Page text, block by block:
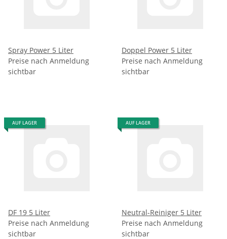
Spray Power 5 Liter
Preise nach Anmeldung
sichtbar
Doppel Power 5 Liter
Preise nach Anmeldung
sichtbar
AUF LAGER
DF 19 5 Liter
Preise nach Anmeldung
sichtbar
AUF LAGER
Neutral-Reiniger 5 Liter
Preise nach Anmeldung
sichtbar